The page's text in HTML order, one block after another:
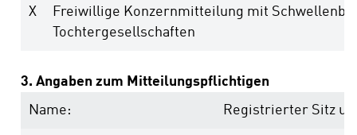
X
Freiwillige Konzernmitteilung mit
Tochtergesellschaften
3. Angaben zum Mitteilungspflichtigen
Name:
Registrierter Sitz